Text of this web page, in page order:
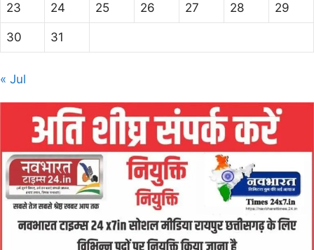
23 24 25 26 27 28 29
30 31
« Jul